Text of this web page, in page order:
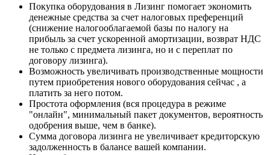
Покупка оборудования в Лизинг помогает экономить
денежные средства за счет налоговых преференций
(снижение налогооблагаемой базы по налогу на
прибыль за счет ускоренной амортизации, возврат НДС
не только с предмета лизинга, но и с переплат по
договору лизинга).
Возможность увеличивать производственные мощности
путем приобретения нового оборудования сейчас , а
платить за него потом.
Простота оформления (вся процедура в режиме
"онлайн", минимальный пакет документов, вероятность
одобрения выше, чем в банке).
Сумма договора лизинга не увеличивает кредиторскую
задолженность в балансе вашей компании.